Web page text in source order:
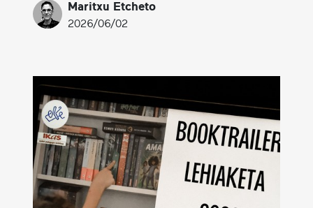
Maritxu Etcheto
2026/06/02